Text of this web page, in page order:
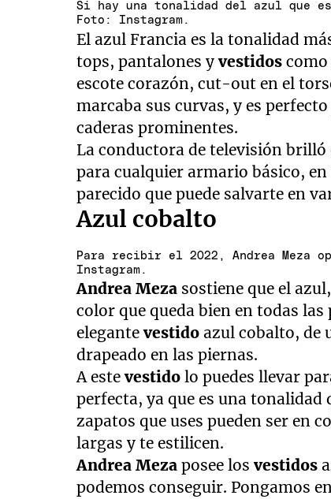
Si hay una tonalidad del azul que
Foto: Instagram.
El azul Francia es la tonalidad
tops, pantalones yvestidos
escote corazón, cut-out en el
marcaba sus curvas, y es
caderas prominentes.
La conductora de televisión brilló
para cualquier armario básico,
parecido que puede salvarte en
Azul cobalto
Para recibir el 2022, Andrea Meza
Instagram.
Andrea Meza sostiene que el
color que queda bien en todas
elegantevestido azul cobalto, de
drapeado en las piernas.
A estevestido lo puedes llevar
perfecta, ya que es una tonalidad
zapatos que uses pueden ser en
largas y te estilicen.
Andrea Meza posee losvestidos
podemos conseguir. Pongamos